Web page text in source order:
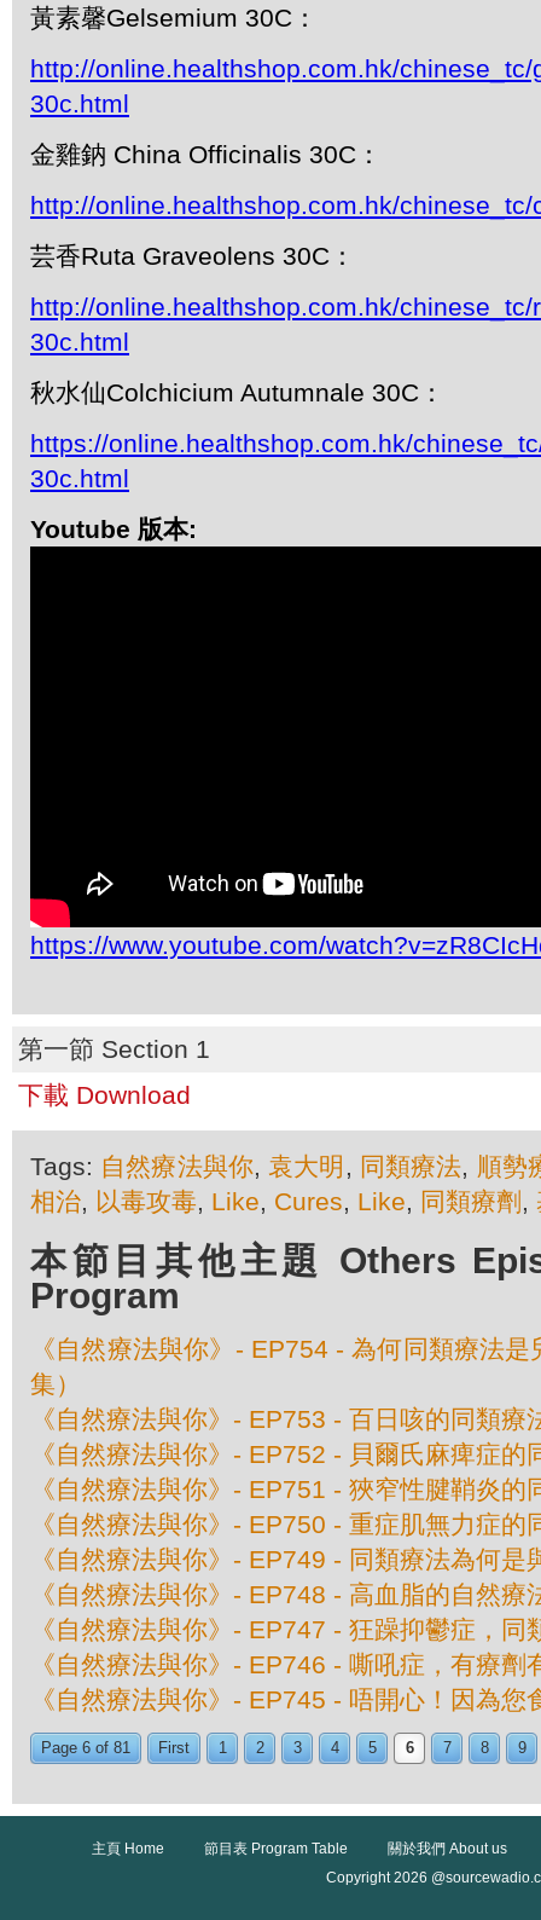
黃素馨Gelsemium 30C：
http://online.healthshop.com.hk/chinese_tc/
30c.html
金雞鈉 China Officinalis 30C：
http://online.healthshop.com.hk/
芸香Ruta Graveolens 30C：
http://online.healthshop.com.hk/
30c.html
秋水仙Colchicium Autumnale 30C：
https://online.healthshop.com.hk/
30c.html
Youtube 版本:
https://www.youtube.com/
第一節 Section 1
下載 Download
Tags: 自然療法與你,袁大明 , 同類療法, 順勢
相治, 以毒攻毒, Like, Cures, Like, 同類療劑 ,
本節目其他主題 Others
Program
《自然療法與你》- EP754 - 為何同類療法
集）
《自然療法與你》- EP753 - 百日咳的同類療
《自然療法與你》- EP752 - 貝爾氏麻痺症的
《自然療法與你》- EP751 - 狹窄性腱鞘炎的
《自然療法與你》- EP750 - 重症肌無力症的
《自然療法與你》- EP749 - 同類療法為何是
《自然療法與你》- EP748 - 高血脂的自然療
《自然療法與你》- EP747 - 狂躁抑鬱症，同
《自然療法與你》- EP746 - 嘶吼症，有療劑
《自然療法與你》- EP745 - 唔開心！因為您
Page 6 of 81 First 1 2 3 4 5 6 7 8 9
主頁 Home 節目表 Program Table
關於我們 About us
Copyright 2026